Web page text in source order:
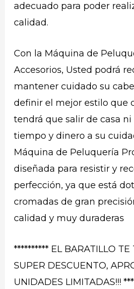
adecuado para poder
calidad.
Con la Máquina de
Accesorios, Usted podrá
mantener cuidado su
definir el mejor estilo que
tendrá que salir de casa
tiempo y dinero a su
Máquina de Peluquería
diseñada para resistir y
perfección, ya que está
cromadas de gran
calidad y muy duraderas
********** EL BARATILLO TE
SUPER DESCUENTO,
UNIDADES LIMITADAS!!!